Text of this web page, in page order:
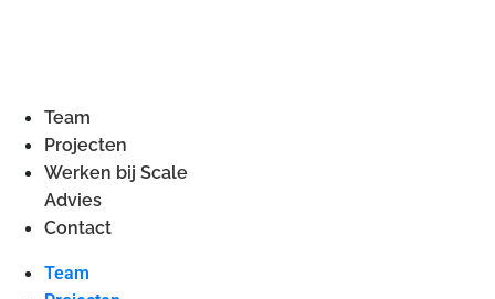
Team
Projecten
Werken bij Scale
Advies
Contact
Team